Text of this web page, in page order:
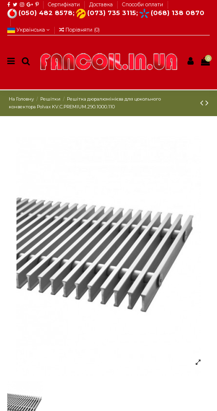
Сертифікати Доставка Способи оплати
(050) 482 8578; (073) 735 3115; (068) 138 0870
Українська Порівняти (0)
0
На Головну Решітки
Решітка дюралюмінієва для цокольного
конвектора Рolvax KV.C.PREMIUM.290.1000.110